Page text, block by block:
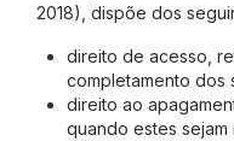
2018), dispõe dos
direito de acesso,
completamento dos
direito ao
quando estes sejam